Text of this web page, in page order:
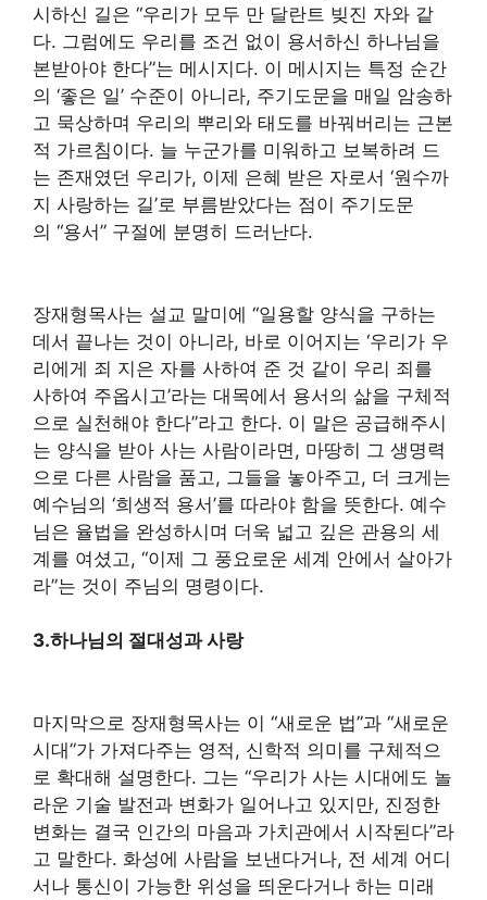
시하신 길은 “우리가 모두 만 달란트 빚진 자와 같
다. 그럼에도 우리를 조건 없이 용서하신 하나님을
본받아야 한다”는 메시지다. 이 메시지는 특정 순간
의 ‘좋은 일’ 수준이 아니라, 주기도문을 매일 암송하
고 묵상하며 우리의 뿌리와 태도를 바꿔버리는 근본
적 가르침이다. 늘 누군가를 미워하고 보복하려 드
는 존재였던 우리가, 이제 은혜 받은 자로서 ‘원수까
지 사랑하는 길’로 부름받았다는 점이 주기도문
의 “용서” 구절에 분명히 드러난다.
장재형목사는 설교 말미에 “일용할 양식을 구하는
데서 끝나는 것이 아니라, 바로 이어지는 ‘우리가 우
리에게 죄 지은 자를 사하여 준 것 같이 우리 죄를
사하여 주옵시고’라는 대목에서 용서의 삶을 구체적
으로 실천해야 한다”라고 한다. 이 말은 공급해주시
는 양식을 받아 사는 사람이라면, 마땅히 그 생명력
으로 다른 사람을 품고, 그들을 놓아주고, 더 크게는
예수님의 ‘희생적 용서’를 따라야 함을 뜻한다. 예수
님은 율법을 완성하시며 더욱 넓고 깊은 관용의 세
계를 여셨고, “이제 그 풍요로운 세계 안에서 살아가
라”는 것이 주님의 명령이다.
3.하나님의 절대성과 사랑
마지막으로 장재형목사는 이 “새로운 법”과 “새로운
시대”가 가져다주는 영적, 신학적 의미를 구체적으
로 확대해 설명한다. 그는 “우리가 사는 시대에도 놀
라운 기술 발전과 변화가 일어나고 있지만, 진정한
변화는 결국 인간의 마음과 가치관에서 시작된다”라
고 말한다. 화성에 사람을 보낸다거나, 전 세계 어디
서나 통신이 가능한 위성을 띄운다거나 하는 미래